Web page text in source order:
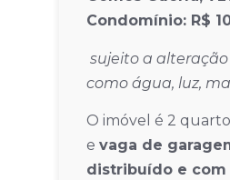
Condomínio: R$
sujeito a
como água, luz,
O imóvel é 2
e vaga de
distribuído e com